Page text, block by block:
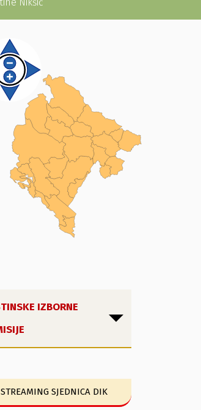
IZBORNE
SJEDNICA DIK